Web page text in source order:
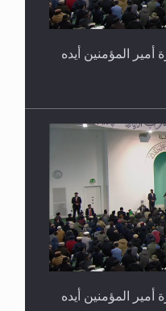
المؤمنين أيده
المؤمنين أيده